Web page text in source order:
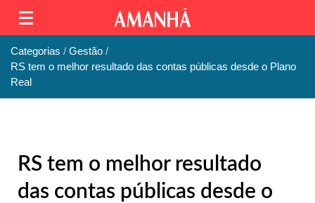
Categorias
Gestão
RS tem o melhor resultado das contas públicas desde o Plano
Real
RS tem o melhor resultado
das contas públicas desde o